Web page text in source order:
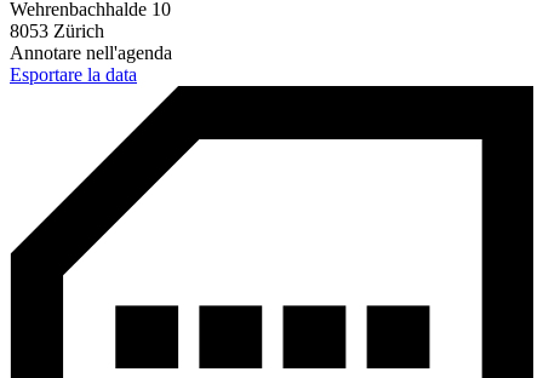
Wehrenbachhalde 10
8053 Zürich
Annotare nell'agenda
Esportare la data